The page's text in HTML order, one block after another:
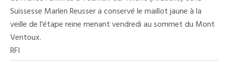
Suissesse Marlen Reusser a conservé le maillot jaune à la
veille de l'étape reine menant vendredi au sommet du Mont
Ventoux.
RFI